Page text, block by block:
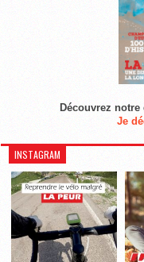
Découvrez
Je
INSTAGRAM